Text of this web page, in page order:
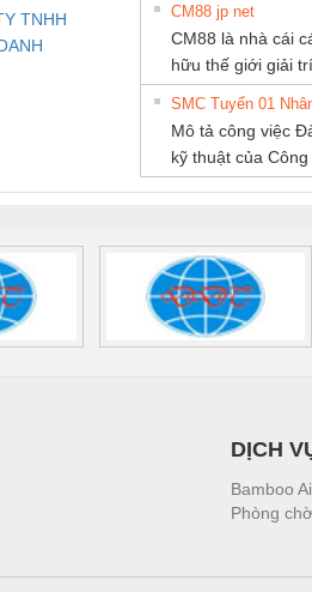
Bộ giám sát chuỗi
tấm pin
TRANSCLINIC 16I+
1K5 H (2502520000)
Bộ
điện
TNHH
Công Ty TNHH
Thiết Bị Điện Nam
Quốc Thịnh
CM88 jp net
CM88 là nhà cái
hữu thế giới giải trí
SMC Tuyển 01
Mô tả công việc
kỹ thuật của Công
DỊCH
Bamboo
Phòng